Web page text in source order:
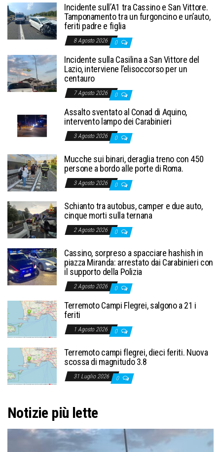
Incidente sull’A1 tra Cassino e San Vittore.
Tamponamento tra un furgoncino e un’auto,
feriti padre e figlia
8 Agosto 2026 0
Incidente sulla Casilina a San Vittore del
Lazio, interviene l’elisoccorso per un
centauro
7 Agosto 2026 0
Assalto sventato al Conad di Aquino,
intervento lampo dei Carabinieri
3 Agosto 2026 0
Mucche sui binari, deraglia treno con 450
persone a bordo alle porte di Roma.
3 Agosto 2026 0
Schianto tra autobus, camper e due auto,
cinque morti sulla ternana
2 Agosto 2026 0
Cassino, sorpreso a spacciare hashish in
piazza Miranda: arrestato dai Carabinieri con
il supporto della Polizia
2 Agosto 2026 0
Terremoto Campi Flegrei, salgono a 21 i
feriti
1 Agosto 2026 0
Terremoto campi flegrei, dieci feriti. Nuova
scossa di magnitudo 3.8
31 Luglio 2026 0
Notizie più lette